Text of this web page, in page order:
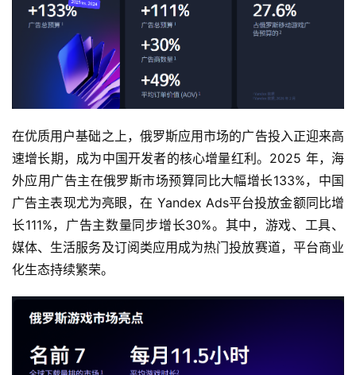
游
茶
原
创
游
戏
业
界
在优质用户基础之上，俄罗斯应用市场的广告投入正迎来高
速增长期，成为中国开发者的核心增量红利。2025 年，海
外应用广告主在俄罗斯市场预算同比大幅增长133%，中国
广告主表现尤为亮眼，在 Yandex Ads平台投放金额同比增
长111%，广告主数量同步增长30%。其中，游戏、工具、
媒体、生活服务及订阅类应用成为热门投放赛道，平台商业
化生态持续繁荣。